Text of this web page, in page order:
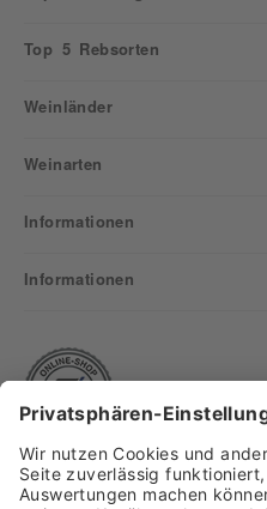
Top 5 Rebsorten
Weinländer
Weinarten
Informationen
Informationen